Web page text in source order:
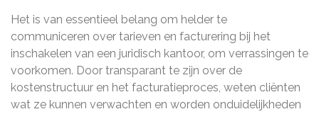
Het is van essentieel belang om helder te
communiceren over tarieven en facturering bij het
inschakelen van een juridisch kantoor, om verrassingen te
voorkomen. Door transparant te zijn over de
kostenstructuur en het facturatieproces, weten cliënten
wat ze kunnen verwachten en worden onduidelijkheden